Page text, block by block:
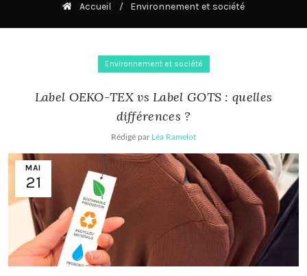
Accueil Environnement et société
Environnement et société
Label OEKO-TEX vs Label GOTS : quelles
différences ?
Rédigé par Léa Ramelot
MAI
21